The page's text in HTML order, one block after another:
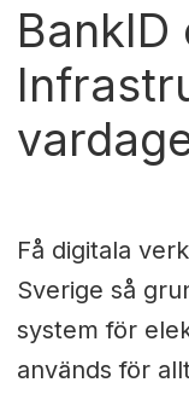
BankID
Få digitala
Sverige så
system för
används för